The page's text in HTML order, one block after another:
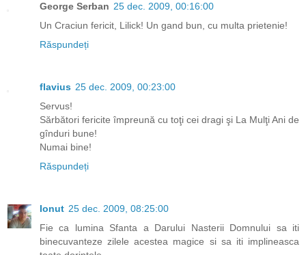
George Serban 25 dec. 2009, 00:16:00
Un Craciun fericit, Lilick! Un gand bun, cu multa prietenie!
Răspundeți
flavius 25 dec. 2009, 00:23:00
Servus!
Sărbători fericite împreună cu toţi cei dragi şi La Mulţi Ani de
gînduri bune!
Numai bine!
Răspundeți
Ionut 25 dec. 2009, 08:25:00
Fie ca lumina Sfanta a Darului Nasterii Domnului sa iti
binecuvanteze zilele acestea magice si sa iti implineasca